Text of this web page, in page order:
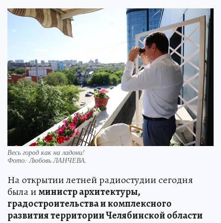
Весь город как на ладони!
Фото:Любовь ЛАНЧЕВА.
На открытии летней радиостудии сегодня
была иминистр архитектуры,
градостроительства и комплексного
развития территории Челябинской области